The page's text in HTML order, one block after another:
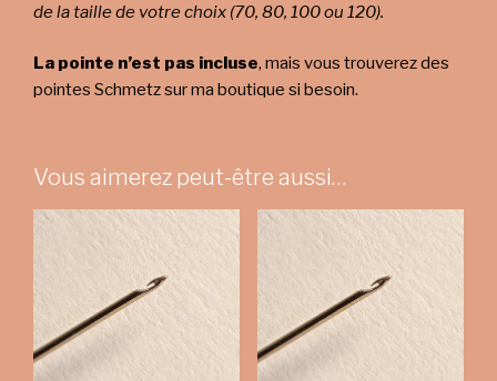
de la taille de votre choix (70, 80, 100 ou 120).
La pointe n’est pas incluse, mais vous trouverez des
pointes Schmetz sur ma boutique si besoin.
Vous aimerez peut-être aussi…